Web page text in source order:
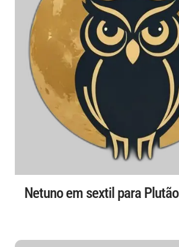
Netuno em sextil para Plutão